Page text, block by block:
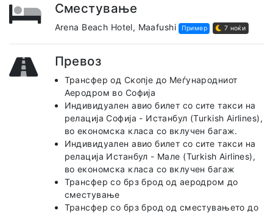
Сместување
Arena Beach Hotel, Maafushi Пример 7 ноќи
Превоз
Трансфер од Скопје до Меѓународниот
Аеродром во Софија
Индивидуален авио билет со сите такси на
релација Софија - Истанбул (Turkish Airlines),
во економска класа со вклучен багаж.
Индивидуален авио билет со сите такси на
релација Истанбул - Мале (Turkish Airlines),
во економска класа со вклучен багаж
Трансфер со брз брод од аеродром до
сместување
Трансфер со брз брод од сместувањето до